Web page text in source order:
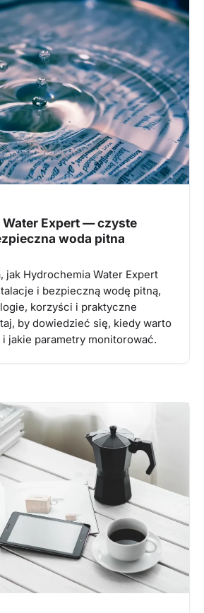
Expert — czyste
woda pitna
jak Hydrochemia Water Expert
i bezpieczną wodę pitną,
korzyści i praktyczne
by dowiedzieć się, kiedy warto
jakie parametry monitorować.